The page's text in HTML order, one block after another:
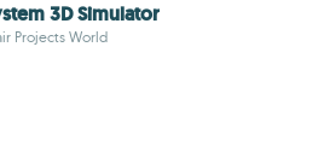
3D Simulator
Projects World